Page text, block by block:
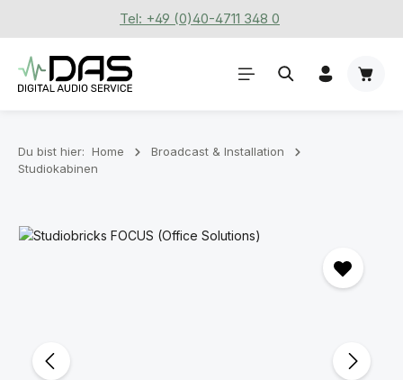
Zum Hauptinhalt springenTel: +49 (0)40-4711 348 0
Du bist hier: Home
Broadcast & Installation
Studiokabinen
Bildergalerie überspringen